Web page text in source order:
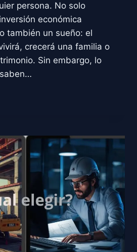
persona. No solo
económica
también un sueño: el
crecerá una familia o
Sin embargo, lo